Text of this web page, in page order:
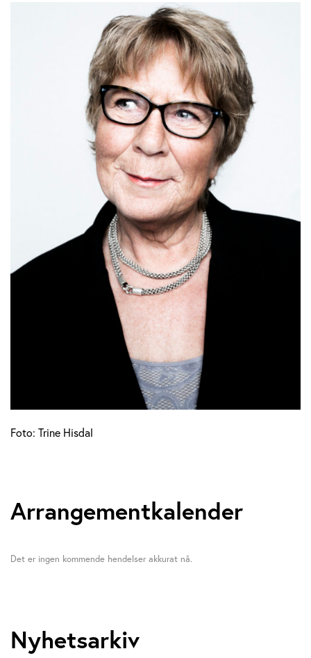
Foto: Trine Hisdal
Arrangementkalender
Det er ingen kommende hendelser akkurat nå.
Nyhetsarkiv